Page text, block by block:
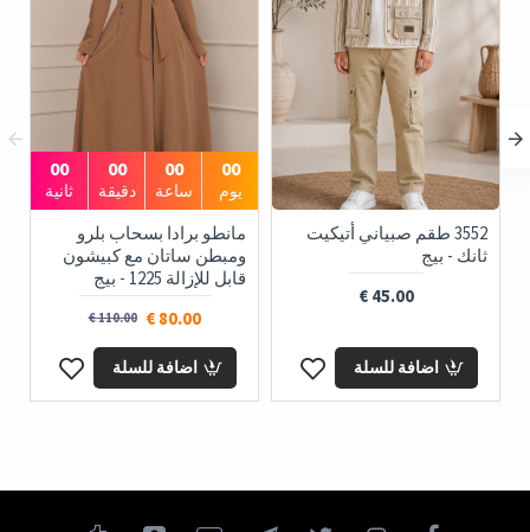
3552 طقم صبياني أتيكيت
ثانك - بيج
45.00 €
اضافة للسلة
00
يوم
00
ساعة
00
دقيقة
00
ثانية
مانطو برادا بسحاب بلرو
ومبطن ساتان مع كبيشون
قابل للإزالة 1225 - بيج
80.00 €
110.00 €
اضافة للسلة